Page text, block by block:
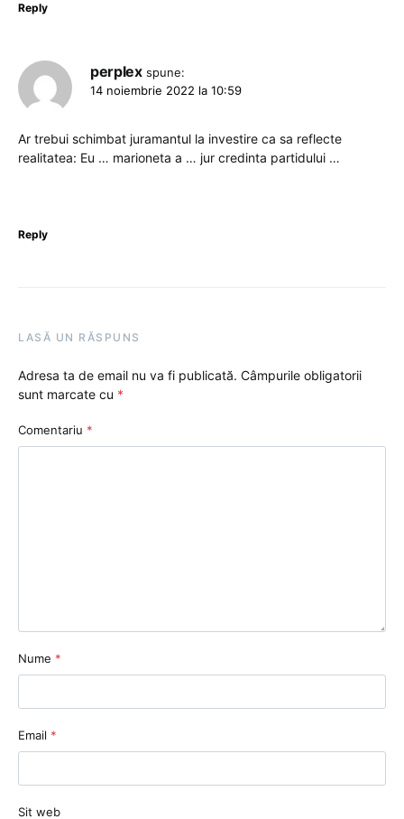
Reply
perplex spune:
14 noiembrie 2022 la 10:59
Ar trebui schimbat juramantul la investire ca sa reflecte
realitatea: Eu … marioneta a … jur credinta partidului …
Reply
LASĂ UN RĂSPUNS
Adresa ta de email nu va fi publicată. Câmpurile obligatorii
sunt marcate cu *
Comentariu *
Nume *
Email *
Sit web